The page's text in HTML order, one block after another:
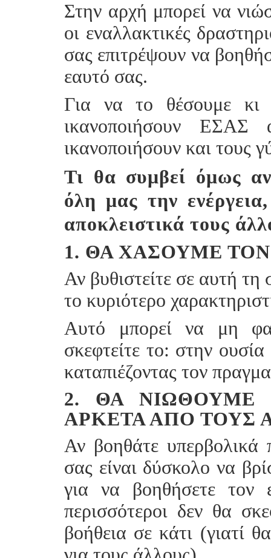
Στην αρχή μπορεί να
οι εναλλακτικές
σας επιτρέψουν να
εαυτό σας.
Για να το θέσουμε κι
ικανοποιήσουν
ικανοποιήσουν και τους
Τι θα συμβεί όμως
όλη μας την
αποκλειστικά τους
1. ΘΑ ΧΆΣΟΥΜΕ
Αν βυθιστείτε σε αυτή τη
το κυριότερο
Αυτό μπορεί να μη
σκεφτείτε το: στην
καταπιέζοντας τον
2. ΘΑ ΝΙΏΘΟΥΜΕ
ΑΡΚΕΤΆ ΑΠΌ ΤΟΥΣ
Αν βοηθάτε υπερβολικά
σας είναι δύσκολο να
για να βοηθήσετε τον
περισσότεροι δεν θα
βοήθεια σε κάτι (γιατί